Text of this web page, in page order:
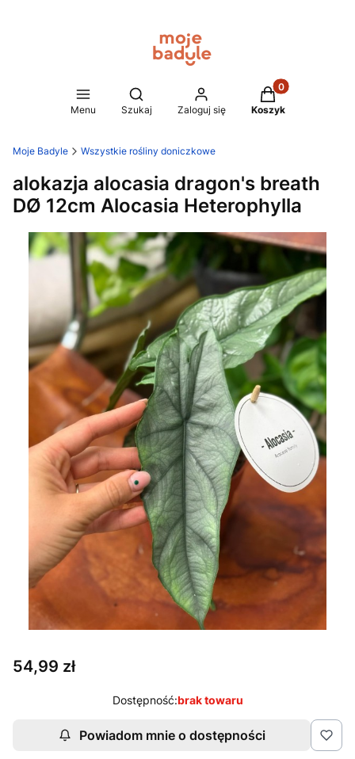
Menu
Otwórz wyszukiwarkę
Szukaj Zaloguj się
Produkty w
Koszyk
Moje Badyle Wszystkie rośliny doniczkowe
alokazja alocasia dragon's breath
DØ 12cm Alocasia Heterophylla
Cena
54,99 zł
Dostępność:brak towaru
Powiadom mnie o dostępności